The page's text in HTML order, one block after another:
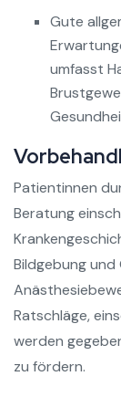
Gute
umfasst
Patientinnen
Beratung
Bildgebung
Ratschläge,
werden
zu fördern.